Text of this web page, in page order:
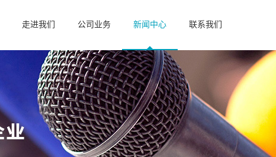
走进我们 公司业务 新闻中心 联系我们